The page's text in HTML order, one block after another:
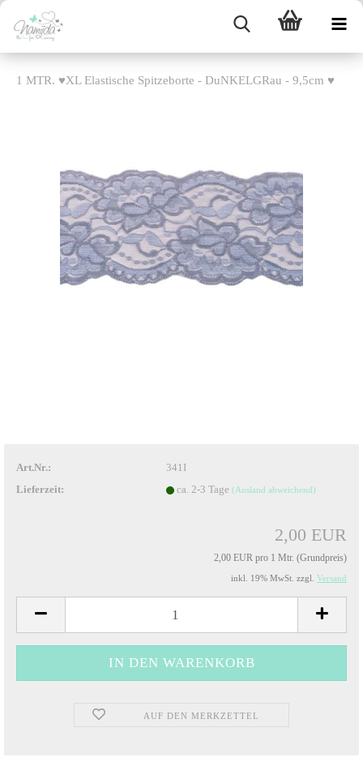
1 MTR. ♥XL Elastische Spitzeborte - DuNKELGRau - 9,5cm ♥
Art.Nr.:
341I
Lieferzeit:
ca. 2-3 Tage (Ausland abweichend)
2,00 EUR
2,00 EUR pro 1 Mtr. (Grundpreis)
inkl. 19% MwSt. zzgl. Versand
AUF DEN MERKZETTEL